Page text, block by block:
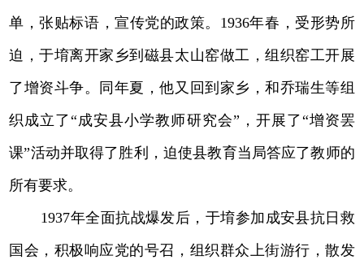
单，张贴标语，宣传党的政策。1936年春，受形势所
迫，于堉离开家乡到磁县太山窑做工，组织窑工开展
了增资斗争。同年夏，他又回到家乡，和乔瑞生等组
织成立了“成安县小学教师研究会”，开展了“增资罢
课”活动并取得了胜利，迫使县教育当局答应了教师的
所有要求。
1937年全面抗战爆发后，于堉参加成安县抗日救
国会，积极响应党的号召，组织群众上街游行，散发